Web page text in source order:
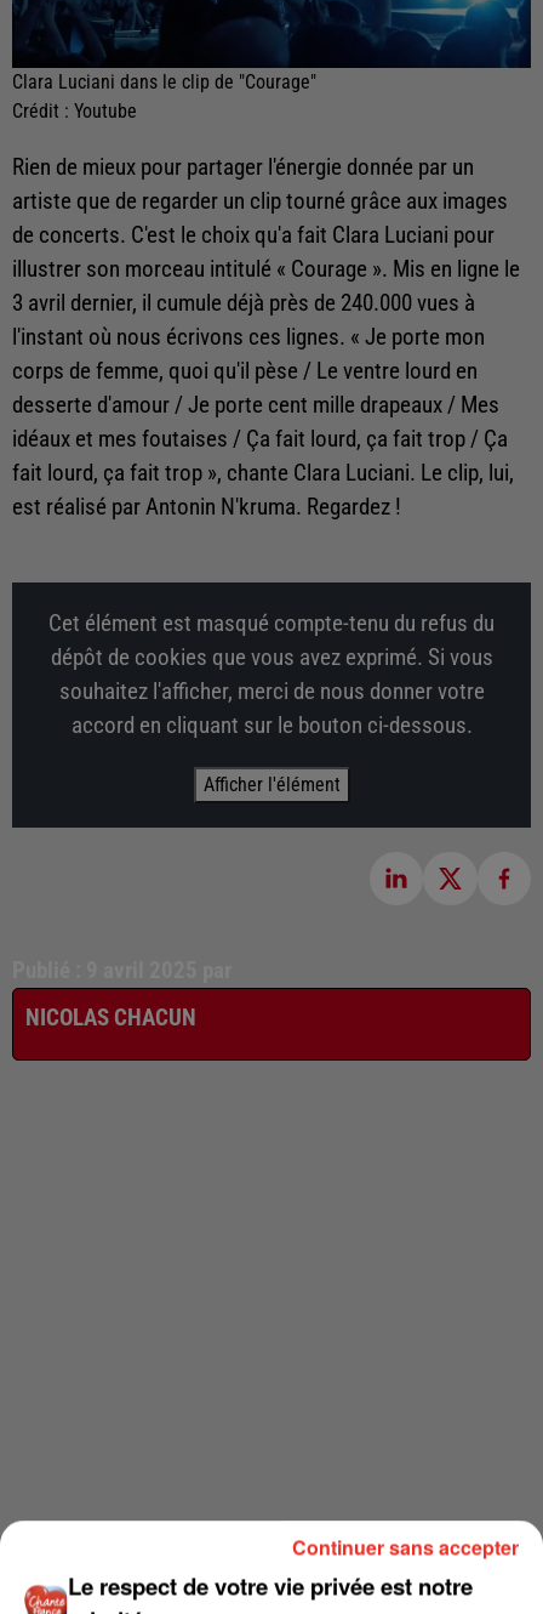
Clara Luciani dans le clip de "Courage"
Crédit : Youtube
Rien de mieux pour partager l'énergie donnée par un
artiste que de regarder un clip tourné grâce aux images
de concerts. C'est le choix qu'a fait Clara Luciani pour
illustrer son morceau intitulé « Courage ». Mis en ligne le
3 avril dernier, il cumule déjà près de 240.000 vues à
l'instant où nous écrivons ces lignes. « Je porte mon
corps de femme, quoi qu'il pèse / Le ventre lourd en
desserte d'amour / Je porte cent mille drapeaux / Mes
idéaux et mes foutaises / Ça fait lourd, ça fait trop / Ça
fait lourd, ça fait trop », chante Clara Luciani. Le clip, lui,
est réalisé par Antonin N'kruma. Regardez !
Cet élément est masqué compte-tenu du refus du
dépôt de cookies que vous avez exprimé. Si vous
souhaitez l'afficher, merci de nous donner votre
accord en cliquant sur le bouton ci-dessous.
Afficher l'élément
NICOLAS CHACUN
Le respect de votre vie privée est notre
Continuer sans accepter